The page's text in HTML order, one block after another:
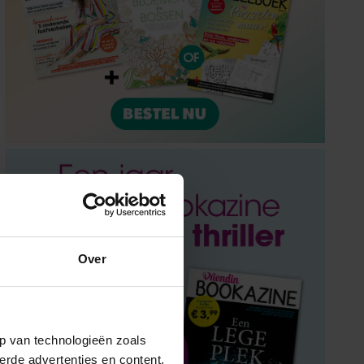
Over
van technologieën zoals
advertenties en content,